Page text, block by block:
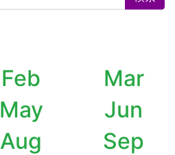
Feb
Mar
May
Jun
Aug
Sep